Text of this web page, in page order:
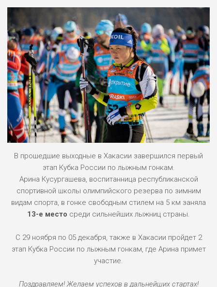
В прошедшие выходные в Хакасии завершился первый
этап Кубка России по лыжным гонкам.
Арина Кусургашева, воспитанница республиканской
спортивной школы олимпийского резерва по зимним
видам спорта, в гонке свободным стилем на 5 км заняла
13-е место среди сильнейших лыжниц страны.
С 29 ноября по 05 декабря, также в Хакасии пройдет 2
этап Кубка России по лыжным гонкам, где Арина примет
участие.
Поздравляем! Желаем успехов в дальнейших стартах!